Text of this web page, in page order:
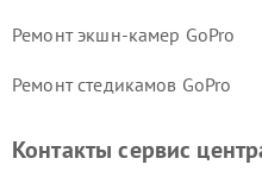
Ремонт экшн-камер GoPro
Ремонт стедикамов GoPro
Контакты сервис